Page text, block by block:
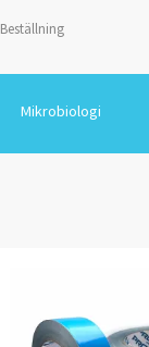
Beställning
Mikrobiologi